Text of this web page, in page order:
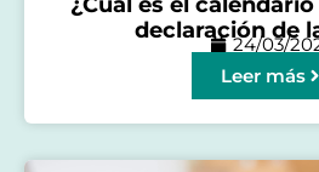
declaración de
24/03/
Leer más